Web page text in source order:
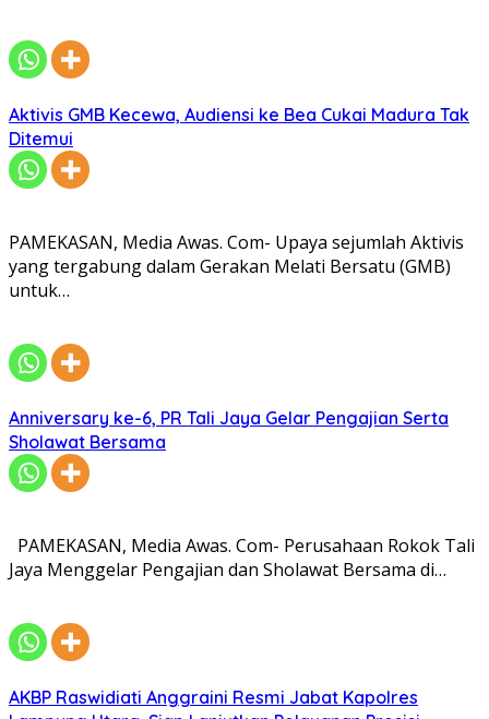
Aktivis GMB Kecewa, Audiensi ke Bea Cukai Madura Tak
Ditemui
PAMEKASAN, Media Awas. Com- Upaya sejumlah Aktivis
yang tergabung dalam Gerakan Melati Bersatu (GMB)
untuk…
Anniversary ke-6, PR Tali Jaya Gelar Pengajian Serta
Sholawat Bersama
PAMEKASAN, Media Awas. Com- Perusahaan Rokok Tali
Jaya Menggelar Pengajian dan Sholawat Bersama di…
AKBP Raswidiati Anggraini Resmi Jabat Kapolres